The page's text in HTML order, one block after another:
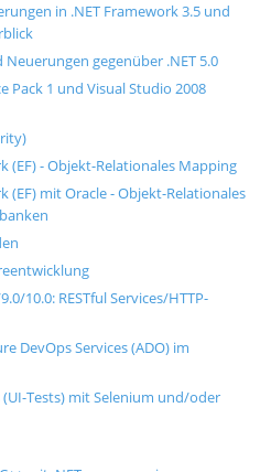
in .NET Framework 3.5 und
Neuerungen gegenüber .NET 5.0
Pack 1 und Visual Studio 2008
(EF) - Objekt-Relationales Mapping
(EF) mit Oracle - Objekt-Relationales
10.0: RESTful Services/HTTP-
DevOps Services (ADO) im
Tests) mit Selenium und/oder